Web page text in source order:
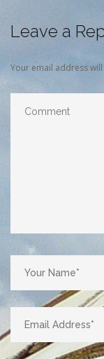
Leave a
Your email address